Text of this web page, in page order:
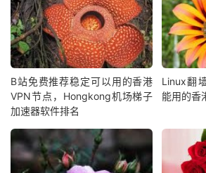
B站免费推荐稳定可以用的香港
VPN节点，Hongkong机场梯子
加速器软件排名
Linux翻
能用的香